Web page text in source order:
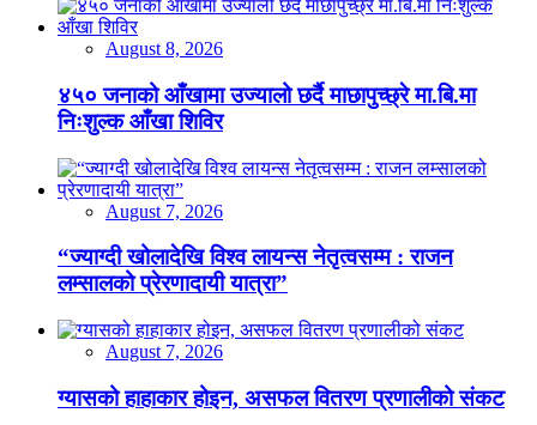
August 8, 2026
४५० जनाको आँखामा उज्यालो छर्दै माछापुच्छ्रे मा.बि.मा
निःशुल्क आँखा शिविर
August 7, 2026
“ज्याग्दी खोलादेखि विश्व लायन्स नेतृत्वसम्म : राजन
लम्सालको प्रेरणादायी यात्रा”
August 7, 2026
ग्यासको हाहाकार होइन, असफल वितरण प्रणालीको संकट